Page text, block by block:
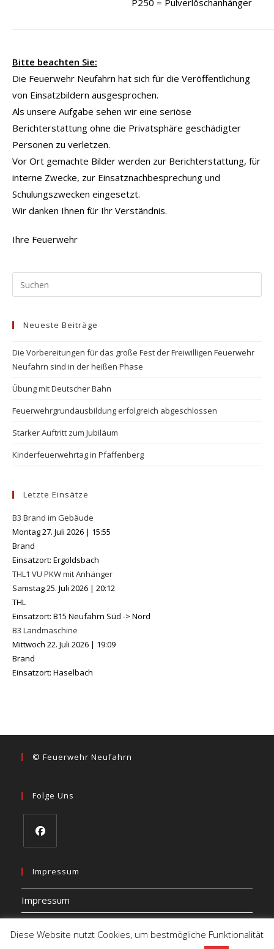
Bitte beachten Sie:
Die Feuerwehr Neufahrn hat sich für die Veröffentlichung
von Einsatzbildern ausgesprochen.
Als unsere Aufgabe sehen wir eine seriöse
Berichterstattung ohne die Privatsphäre geschädigter
Personen zu verletzen.
Vor Ort gemachte Bilder werden zur Berichterstattung, für
interne Zwecke, zur Einsatznachbesprechung und
Schulungszwecken eingesetzt.
Wir danken Ihnen für Ihr Verständnis.
Ihre Feuerwehr
Neueste Beiträge
Die Vorbereitungen für das große Fest der Freiwilligen Feuerwehr
Neufahrn sind in der heißen Phase
Übung mit Deutscher Bahn
Feuerwehrgrundausbildung erfolgreich abgeschlossen
Starker Auftritt zum Jubiläum
Kinderfeuerwehrtag in Pfaffenberg
Letzte Einsätze
B3 Brand im Gebäude
Montag 27. Juli 2026 | 15:55
Brand
Einsatzort: Ergoldsbach
THL1 VU PKW mit Anhänger
Samstag 25. Juli 2026 | 20:12
THL
Einsatzort: B15 Neufahrn Süd -> Nord
B3 Landmaschine
Mittwoch 22. Juli 2026 | 19:09
Brand
Einsatzort: Haselbach
© Feuerwehr Neufahrn
Folge Uns
in
a
new
tab
Impressum
Impressum
Diese Website nutzt Cookies, um bestmögliche Funktionalität